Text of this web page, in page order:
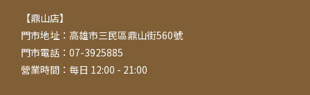
【鼎山店】
門市地址：高雄市三民區鼎山街560號
門市電話：07-3925885
營業時間：每日 12:00 - 21:00